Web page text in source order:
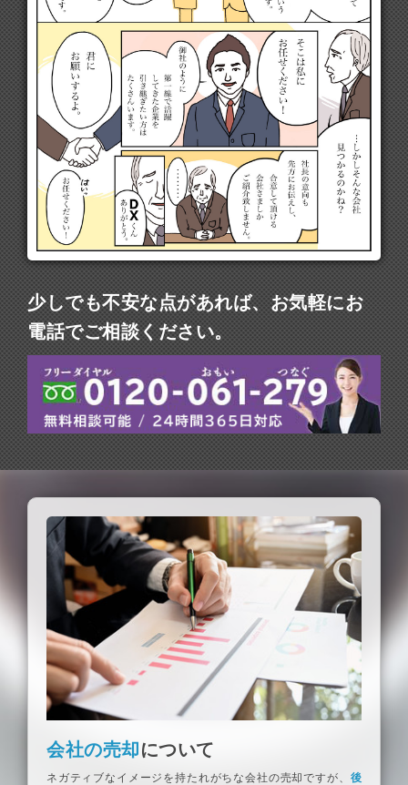
少しでも不安な点があれば、お気軽にお
電話でご相談ください。
会社の売却について
ネガティブなイメージを持たれがちな会社の売却ですが、 後